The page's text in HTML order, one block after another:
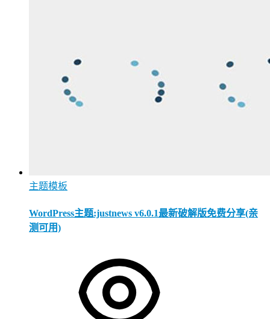
主题模板
WordPress主题:justnews v6.0.1最新破解版免费分享(亲
测可用)